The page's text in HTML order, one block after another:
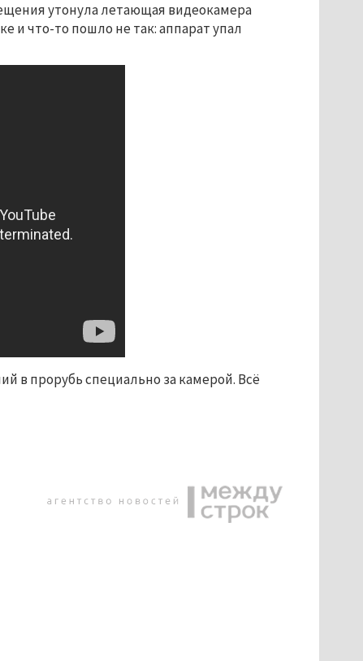
утонула летающая видеокамера
и что-то пошло не так: аппарат упал
в прорубь специально за камерой. Всё